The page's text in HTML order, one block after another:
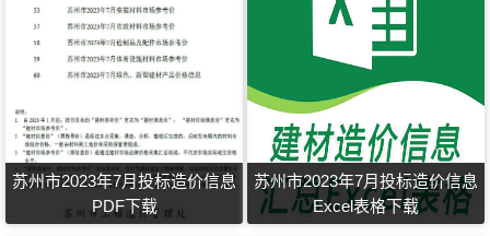
苏州市2023年7月投标造价信息
PDF下载
苏州市2023年7月投标造价信息
Excel表格下载